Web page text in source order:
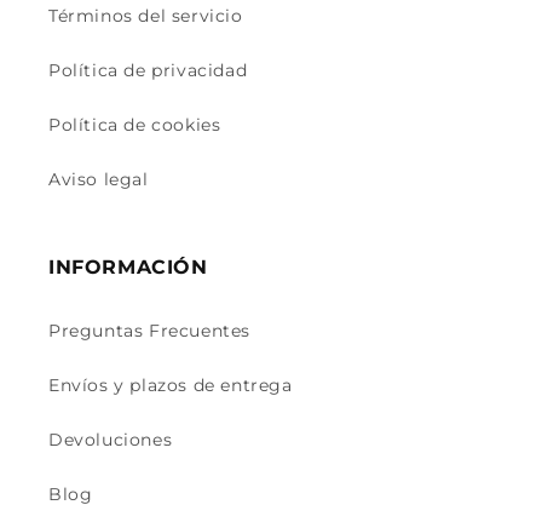
Términos del servicio
Política de privacidad
Política de cookies
Aviso legal
INFORMACIÓN
Preguntas Frecuentes
Envíos y plazos de entrega
Devoluciones
Blog